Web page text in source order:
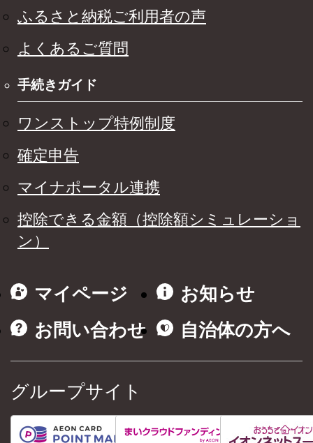
ふるさと納税ご利用者の声
よくあるご質問
手続きガイド
ワンストップ特例制度
確定申告
マイナポータル連携
控除できる金額（控除額シミュレーショ
ン）
マイページ
お知らせ
お問い合わせ
自治体の方へ
グループサイト